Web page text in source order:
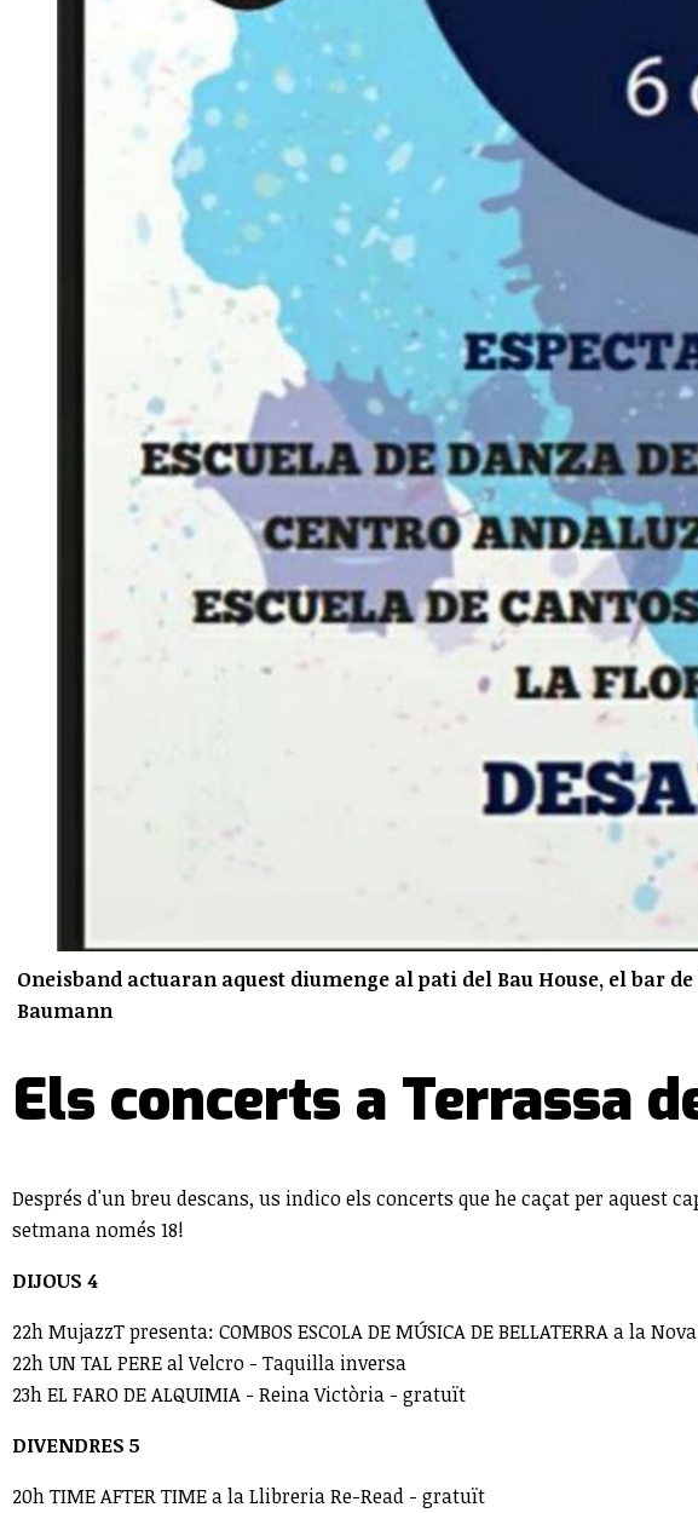
Oneisband actuaran aquest diumenge al pati del Bau House, el bar de
Baumann
Els concerts a Terrassa
Després d'un breu descans, us indico els concerts que he caçat per aquest
setmana només 18!
DIJOUS 4
22h MujazzT presenta: COMBOS ESCOLA DE MÚSICA DE BELLATERRA a la
22h UN TAL PERE al Velcro - Taquilla inversa
23h EL FARO DE ALQUIMIA - Reina Victòria - gratuït
DIVENDRES 5
20h TIME AFTER TIME a la Llibreria Re-Read - gratuït